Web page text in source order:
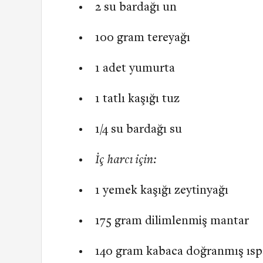
2 su bardağı un
100 gram tereyağı
1 adet yumurta
1 tatlı kaşığı tuz
1/4 su bardağı su
İç harcı için:
1 yemek kaşığı zeytinyağı
175 gram dilimlenmiş mantar
140 gram kabaca doğranmış